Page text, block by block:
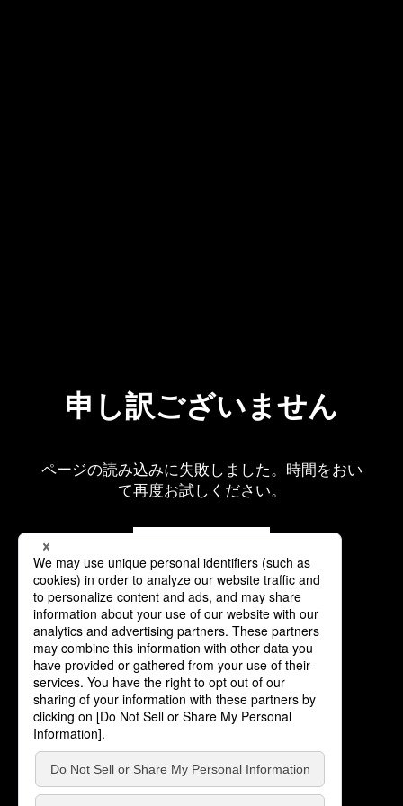
申し訳ございません
ページの読み込みに失敗しました。時間をおい
て再度お試しください。